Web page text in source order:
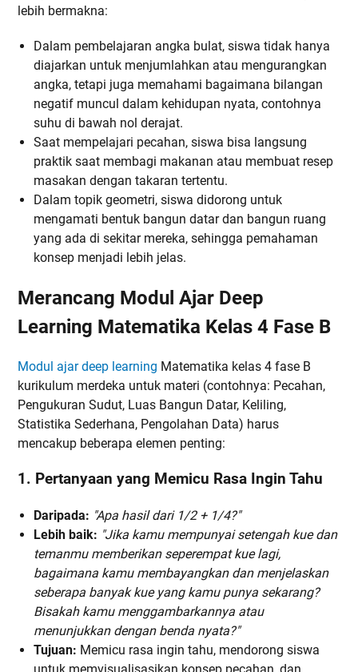
lebih bermakna:
Dalam pembelajaran angka bulat, siswa tidak hanya
diajarkan untuk menjumlahkan atau mengurangkan
angka, tetapi juga memahami bagaimana bilangan
negatif muncul dalam kehidupan nyata, contohnya
suhu di bawah nol derajat.
Saat mempelajari pecahan, siswa bisa langsung
praktik saat membagi makanan atau membuat resep
masakan dengan takaran tertentu.
Dalam topik geometri, siswa didorong untuk
mengamati bentuk bangun datar dan bangun ruang
yang ada di sekitar mereka, sehingga pemahaman
konsep menjadi lebih jelas.
Merancang Modul Ajar Deep
Learning Matematika Kelas 4 Fase B
Modul ajar deep learning Matematika kelas 4 fase B
kurikulum merdeka untuk materi (contohnya: Pecahan,
Pengukuran Sudut, Luas Bangun Datar, Keliling,
Statistika Sederhana, Pengolahan Data) harus
mencakup beberapa elemen penting:
1. Pertanyaan yang Memicu Rasa Ingin Tahu
Daripada: "Apa hasil dari 1/2 + 1/4?"
Lebih baik: "Jika kamu mempunyai setengah kue dan
temanmu memberikan seperempat kue lagi,
bagaimana kamu membayangkan dan menjelaskan
seberapa banyak kue yang kamu punya sekarang?
Bisakah kamu menggambarkannya atau
menunjukkan dengan benda nyata?"
Tujuan: Memicu rasa ingin tahu, mendorong siswa